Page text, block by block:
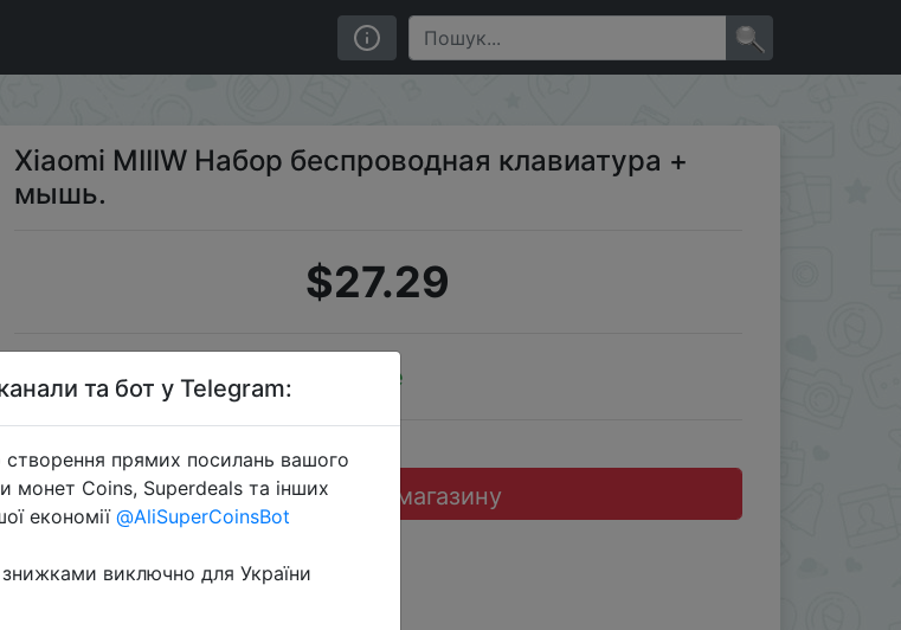
Xiaomi MIIIW Набор беспроводная клавиатура +
мышь.
$27.29
Sale
Перейти до магазину
та бот у Telegram:
прямих посилань вашого
монет Coins, Superdeals та інших
економії @AliSuperCoinsBot
знижками виключно для України